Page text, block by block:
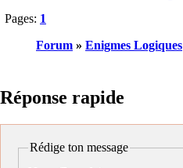
Pages: 1
Forum » Enigmes Logiques
Réponse rapide
Rédige ton message